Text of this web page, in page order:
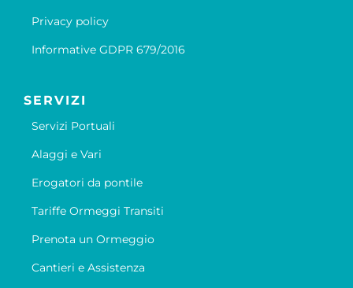
Privacy policy
Informative GDPR 679/2016
SERVIZI
Servizi Portuali
Alaggi e Vari
Erogatori da pontile
Tariffe Ormeggi Transiti
Prenota un Ormeggio
Cantieri e Assistenza